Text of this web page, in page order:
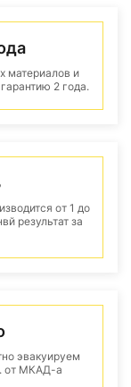
материалов и
2 года.
от 1 до
результат за
эвакуируем
от МКАД-а